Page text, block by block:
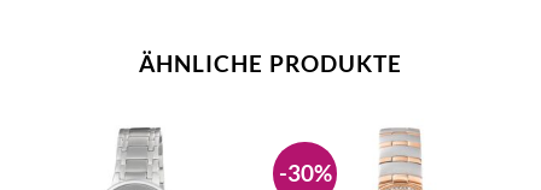
ÄHNLICHE PRODUKTE
-30%